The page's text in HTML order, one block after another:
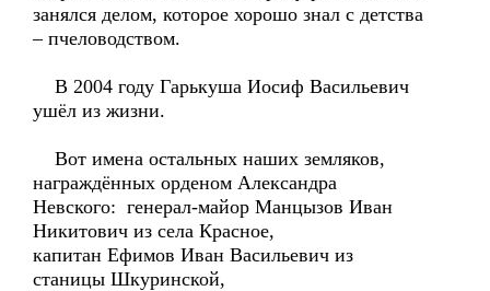
занялся делом, которое хорошо знал с детства
– пчеловодством.
В 2004 году Гарькуша Иосиф Васильевич
ушёл из жизни.
Вот имена остальных наших земляков,
награждённых орденом Александра
Невского: генерал-майор Манцызов Иван
Никитович из села Красное,
капитан Ефимов Иван Васильевич из
станицы Шкуринской,